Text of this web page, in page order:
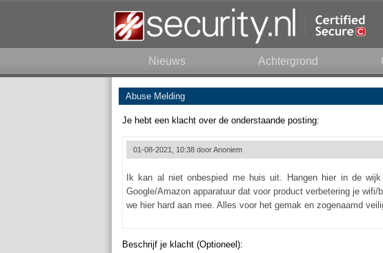
Nieuws Achtergrond
Abuse Melding
Je hebt een klacht over de onderstaande posting:
01-08-2021, 10:38 doorAnoniem
Ik kan al niet onbespied me huis uit. Hangen hier in de
Google/Amazon apparatuur dat voor product verbetering je
we hier hard aan mee. Alles voor het gemak en zogenaamd
Beschrijf je klacht (Optioneel):